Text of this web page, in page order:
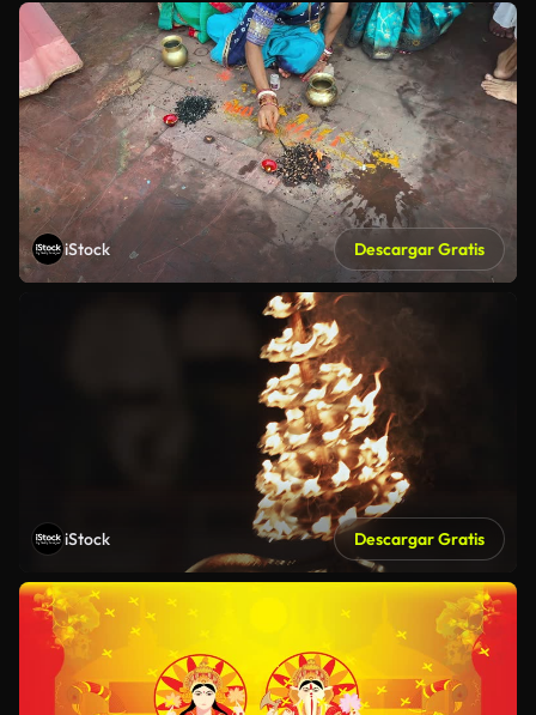
iStock Descargar Gratis
iStock Descargar Gratis